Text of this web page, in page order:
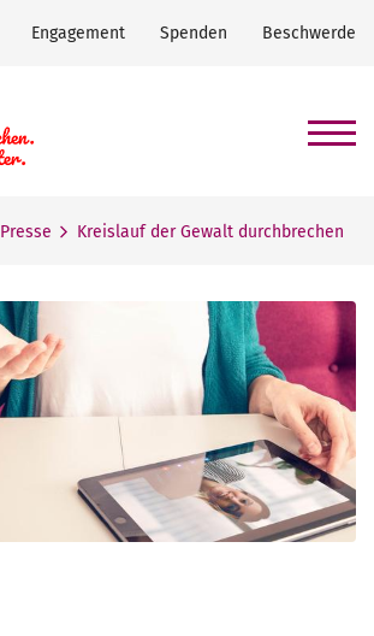
Engagement Spenden Beschwerde
Presse Kreislauf der Gewalt durchbrechen